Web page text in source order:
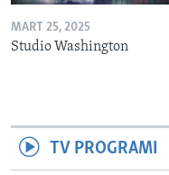
MART 25, 2025
Studio Washington
TV PROGRAMI